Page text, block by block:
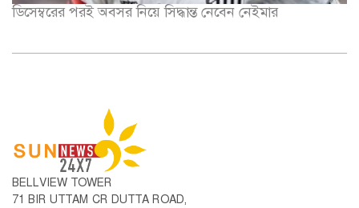
ডিসেম্বরের পরই অবসর নিয়ে সিদ্ধান্ত নেবেন নেইমার
BELLVIEW TOWER
71 BIR UTTAM CR DUTTA ROAD,